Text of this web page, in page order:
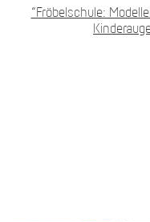
“Fröbelschule: